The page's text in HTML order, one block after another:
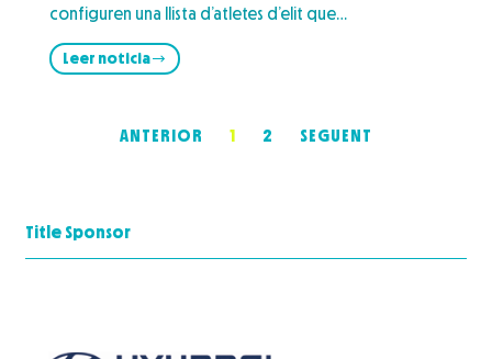
configuren una llista d’atletes d’elit que…
Leer noticia
ANTERIOR 1 2 SEGUENT
Title Sponsor